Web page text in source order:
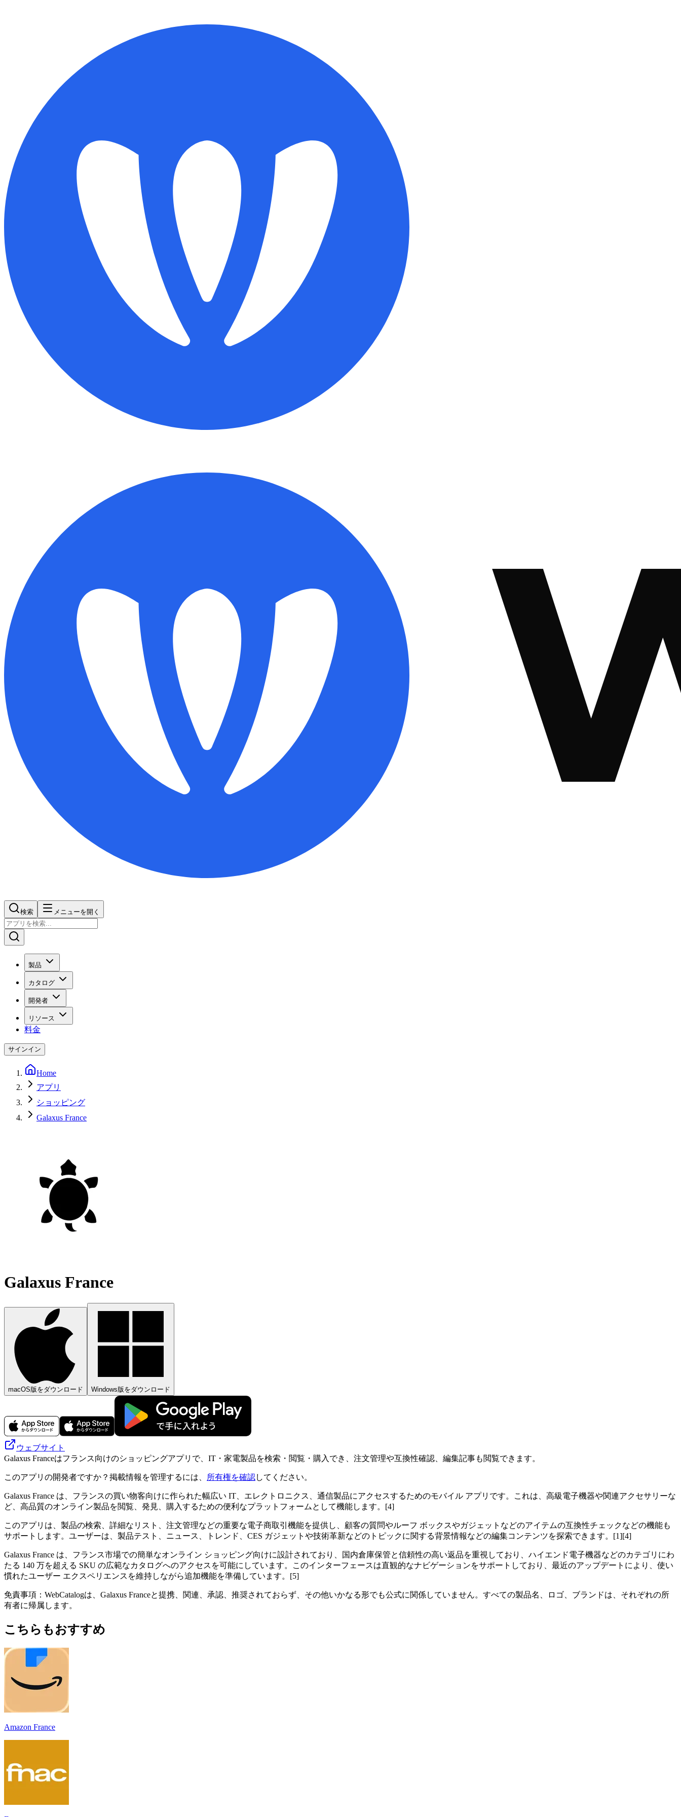
検索 メニューを開く
製品
カタログ
開発者
リソース
料金
サインイン
Home
アプリ
ショッピング
Galaxus France
Galaxus France
macOS版をダウンロード Windows版をダウンロード
ウェブサイト
Galaxus Franceはフランス向けのショッピングアプリで、IT・家電製品を検索・閲覧・購入でき、注文管理や互換性確認、編集記事も閲覧できます。
このアプリの開発者ですか？掲載情報を管理するには、 所有権を確認してください。
Galaxus France は、フランスの買い物客向けに作られた幅広い IT、エレクトロニクス、通信製品にアクセスするためのモバイル アプリです。これは、高級電子機器や関連アクセサリーな
ど、高品質のオンライン製品を閲覧、発見、購入するための便利なプラットフォームとして機能します。[4]
このアプリは、製品の検索、詳細なリスト、注文管理などの重要な電子商取引機能を提供し、顧客の質問やルーフ ボックスやガジェットなどのアイテムの互換性チェックなどの機能も
サポートします。ユーザーは、製品テスト、ニュース、トレンド、CES ガジェットや技術革新などのトピックに関する背景情報などの編集コンテンツを探索できます。[1][4]
Galaxus France は、フランス市場での簡単なオンライン ショッピング向けに設計されており、国内倉庫保管と信頼性の高い返品を重視しており、ハイエンド電子機器などのカテゴリにわ
たる 140 万を超える SKU の広範なカタログへのアクセスを可能にしています。このインターフェースは直観的なナビゲーションをサポートしており、最近のアップデートにより、使い
慣れたユーザー エクスペリエンスを維持しながら追加機能を準備しています。[5]
免責事項：WebCatalogは、Galaxus Franceと提携、関連、承認、推奨されておらず、その他いかなる形でも公式に関係していません。すべての製品名、ロゴ、ブランドは、それぞれの所
有者に帰属します。
こちらもおすすめ
Amazon France